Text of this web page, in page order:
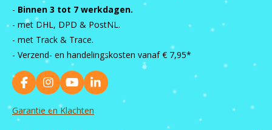
- Binnen 3 tot 7 werkdagen.
- met DHL, DPD & PostNL.
- met Track & Trace.
- Verzend- en handelingskosten vanaf € 7,95*
F
a
c
I
n
s
Y
o
u
L
i
Garantie en Klachten